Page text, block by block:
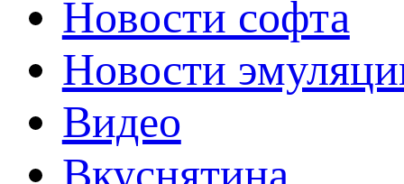
Новости софта
Новости
Видео